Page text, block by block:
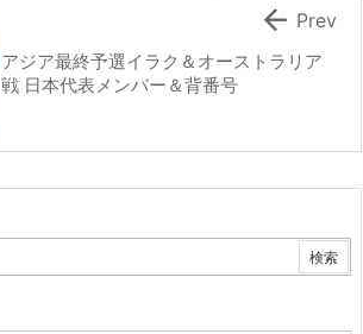
アジア最終予選イラク＆オーストラリア
戦 日本代表メンバー＆背番号
 Prev